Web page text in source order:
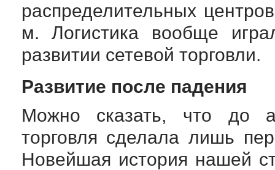
распределительных
м. Логистика вообще
развитии сетевой торговли.
Развитие после падения
Можно сказать, что до
торговля сделала лишь
Новейшая история нашей